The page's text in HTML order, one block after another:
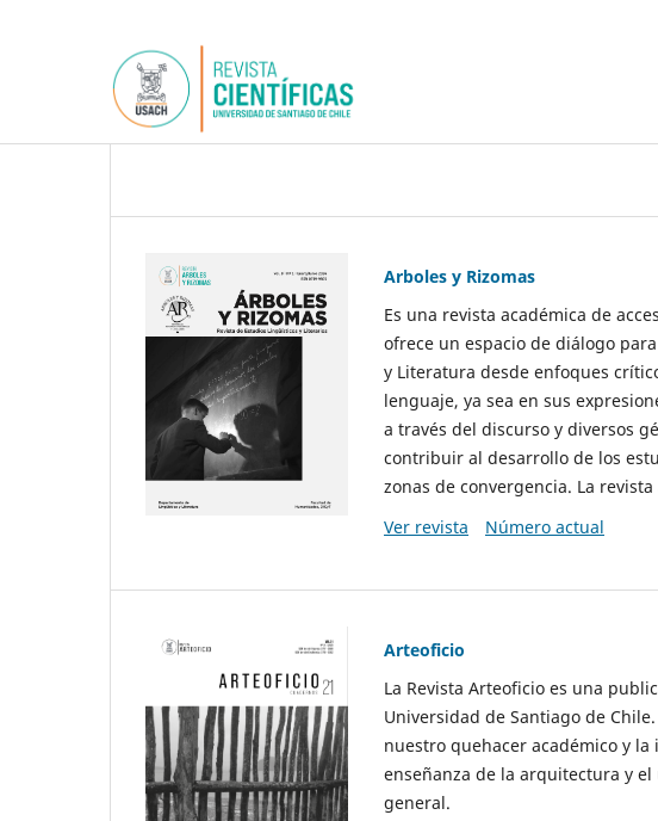
Arboles y Rizomas
Es una revista académica de
ofrece un espacio de diálogo
y Literatura desde enfoques
lenguaje, ya sea en sus
a través del discurso y diversos
contribuir al desarrollo de los
zonas de convergencia. La
Ver revista
Número actual
Arteoficio
La Revista Arteoficio es una
Universidad de Santiago de
nuestro quehacer académico y
enseñanza de la arquitectura y
general.